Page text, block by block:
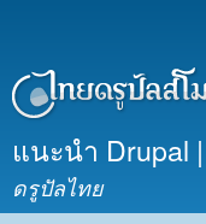
แนะนำ Drupal
ดรูปัลไทย